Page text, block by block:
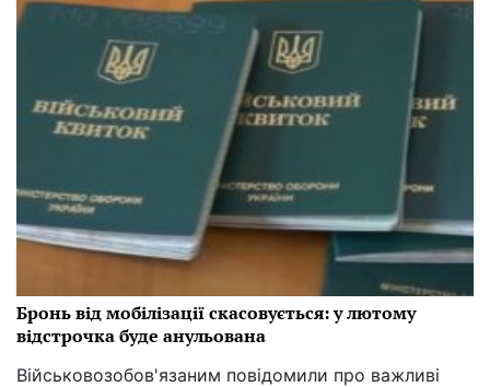
Бронь від мобілізації скасовується: у лютому
відстрочка буде анульована
Військовозобов'язаним повідомили про важливі